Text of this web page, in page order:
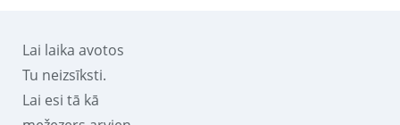
Lai laika avotos
Tu neizsīksti.
Lai esi tā kā